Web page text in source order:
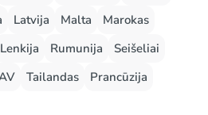
Latvija Malta
Marokas
Lenkija Rumunija
Seišeliai
Tailandas
Prancūzija